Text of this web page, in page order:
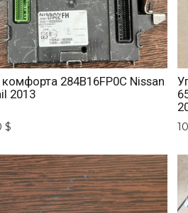
284B16FP0C Nissan
2013
$